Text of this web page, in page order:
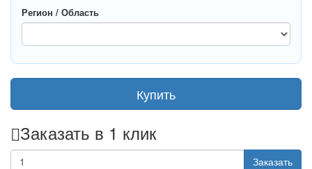
Регион / Область
Купить
Заказать в 1 клик
Заказать